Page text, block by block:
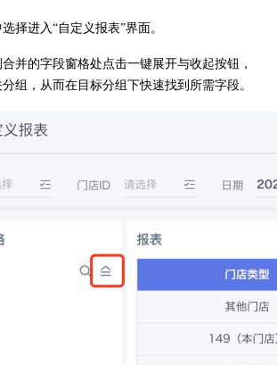
择进入“自定义报表”界面。
并的字段窗格处点击一键展开与收起按钮，
组，从而在目标分组下快速找到所需字段。